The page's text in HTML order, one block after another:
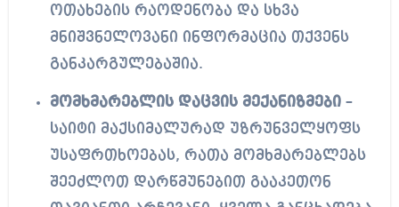
ოთახების რაოდენობა და სხვა
მნიშვნელოვანი ინფორმაცია თქვენს
განკარგულებაშია.
მომხმარებლის დაცვის მექანიზმები–
საიტი მაქსიმალურად უზრუნველყოფს
უსაფრთხოებას, რათა მომხმარებლებს
შეეძლოთ დარწმუნებით გააკეთონ